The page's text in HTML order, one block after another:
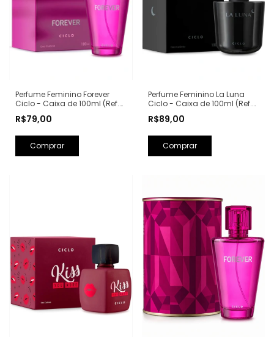
Perfume Feminino Forever
Ciclo - Caixa de 100ml (Ref.
Spears)
R$79,00
Perfume Feminino La Luna
Ciclo - Caixa de 100ml (Ref.
Lancôme)
R$89,00